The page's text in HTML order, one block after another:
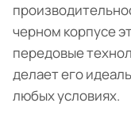
черном корпусе
передовые
делает его
любых условиях.